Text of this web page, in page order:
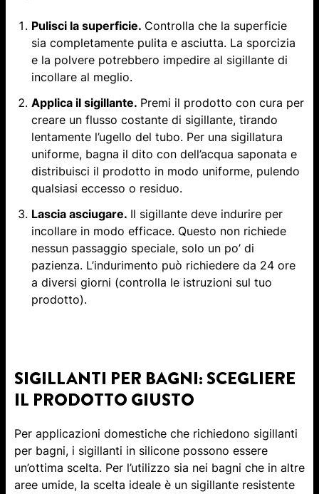
Pulisci la superficie. Controlla che la superficie
sia completamente pulita e asciutta. La sporcizia
e la polvere potrebbero impedire al sigillante di
incollare al meglio.
Applica il sigillante. Premi il prodotto con cura per
creare un flusso costante di sigillante, tirando
lentamente l’ugello del tubo. Per una sigillatura
uniforme, bagna il dito con dell’acqua saponata e
distribuisci il prodotto in modo uniforme, pulendo
qualsiasi eccesso o residuo.
Lascia asciugare. Il sigillante deve indurire per
incollare in modo efficace. Questo non richiede
nessun passaggio speciale, solo un po’ di
pazienza. L’indurimento può richiedere da 24 ore
a diversi giorni (controlla le istruzioni sul tuo
prodotto).
SIGILLANTI PER BAGNI: SCEGLIERE
IL PRODOTTO GIUSTO
Per applicazioni domestiche che richiedono sigillanti
per bagni, i sigillanti in silicone possono essere
un’ottima scelta. Per l’utilizzo sia nei bagni che in altre
aree umide, la scelta ideale è un sigillante resistente